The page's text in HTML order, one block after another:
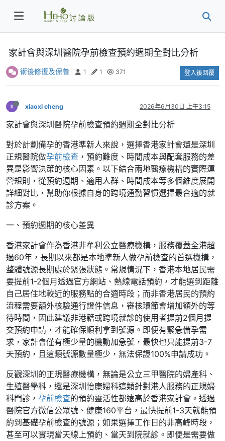
家計會與深圳醫院孕前檢查預約週期全對比分析
術後修復及保養 1 1 371 登入後回覆
xiaoxi cheng 2026年6月30日 上午3:15
家計會與深圳醫院孕前檢查預約週期全對比分析
對於計劃備孕的香港準新人來說，選擇香港家計會還是深圳
正規醫院做孕前檢查 ，預約難度、時間成本與配套服務的差
異是影響決策的核心因素。以下結合兩地醫療機構的實際運
營規則，從預約週期、適用人群、時間成本等多個維度展開
詳細對比，幫助你根據自身的跨境通勤習慣選擇最合適的就
診方案。
一、預約週期的核心差異
香港家計會作為香港非牟利公立醫療機構，服務覆蓋全港超
過60年，長期以來都是本地準新人做孕前檢查的首選機構，
整體號源長期處於緊張狀態。常規情況下，香港本地居民需
要提前1-2個月透過官方網站、熱線電話預約，才能選到距離
自己居住地較近的服務點的合適時段；而非香港居民的預約
流程需要額外核驗通行證件信息，審核環節會增加額外的等
待時間，因此建議非港籍或跨境就診的使用者提前2個月提
交預約申請，才能確保順利拿到號源。即便有緊急備孕需
求，家計會僅有極少量的機動加急號，最快也只能提前3-7
天預約，且這類號源數量極少，無法保證100%申請成功。
反觀深圳的正規醫療機構，無論是公立三甲醫院的婦產科、
生殖醫學科，還是深圳怡康婦科這類針對港人服務的正規婦
科門診， 孕前檢查的預約靈活性都遠高於香港家計會。透過
醫院官方微信公眾號、健康160平台，最快提前1-3天就能預
約到基礎孕前檢查的號源；如果選擇工作日的非高峰時段，
甚至可以實現當天線上預約、當天到院就診。即便是需要做